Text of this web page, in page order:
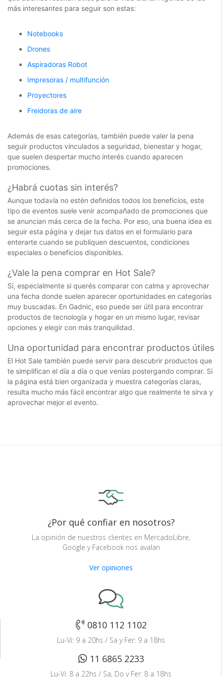
más interesantes para seguir son estas:
Notebooks
Drones
Aspiradoras Robot
Impresoras / multifunción
Proyectores
Freidoras de aire
Además de esas categorías, también puede valer la pena
seguir productos vinculados a seguridad, bienestar y hogar,
que suelen despertar mucho interés cuando aparecen
promociones.
¿Habrá cuotas sin interés?
Aunque todavía no estén definidos todos los beneficios, este
tipo de eventos suele venir acompañado de promociones que
se anuncian más cerca de la fecha. Por eso, una buena idea es
seguir esta página y dejar tus datos en el formulario para
enterarte cuando se publiquen descuentos, condiciones
especiales o beneficios disponibles.
¿Vale la pena comprar en Hot Sale?
Sí, especialmente si querés comparar con calma y aprovechar
una fecha donde suelen aparecer oportunidades en categorías
muy buscadas. En Gadnic, eso puede ser útil para encontrar
productos de tecnología y hogar en un mismo lugar, revisar
opciones y elegir con más tranquilidad.
Una oportunidad para encontrar productos útiles
El Hot Sale también puede servir para descubrir productos que
te simplifican el día a día o que venías postergando comprar. Si
la página está bien organizada y muestra categorías claras,
resulta mucho más fácil encontrar algo que realmente te sirva y
aprovechar mejor el evento.
¿Por qué confiar en nosotros?
La opinión de nuestros clientes en MercadoLibre,
Google y Facebook nos avalan
Ver opiniones
0810 112 1102
Lu-Vi: 9 a 20hs / Sa y Fer: 9 a 18hs
11 6865 2233
Lu-Vi: 8 a 22hs / Sa, Do y Fer: 8 a 18hs